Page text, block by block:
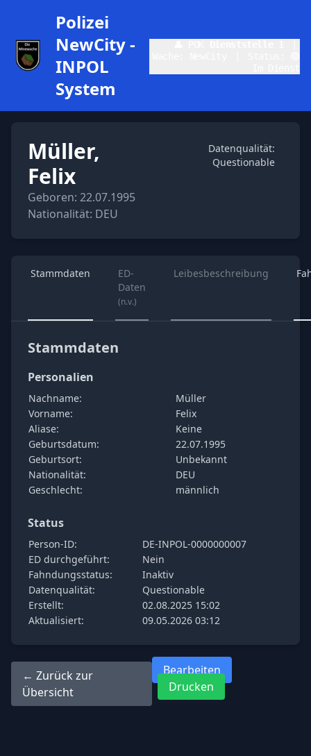
Polizei
NewCity -
INPOL
System
Müller,
Felix
Geboren: 22.07.1995
Nationalität: DEU
Datenqualität:
Questionable
Stammdaten
ED-
Daten
(n.v.)
Leibesbeschreibung
Stammdaten
Personalien
Nachname:
Müller
Vorname:
Felix
Aliase:
Keine
Geburtsdatum:
22.07.1995
Geburtsort:
Unbekannt
Nationalität:
DEU
Geschlecht:
männlich
Status
Person-ID:
DE-INPOL-0000000007
ED durchgeführt:
Nein
Fahndungsstatus:
Inaktiv
Datenqualität:
Questionable
Erstellt:
02.08.2025 15:02
Aktualisiert:
09.05.2026 03:12
← Zurück zur
Übersicht
Bearbeiten
Drucken